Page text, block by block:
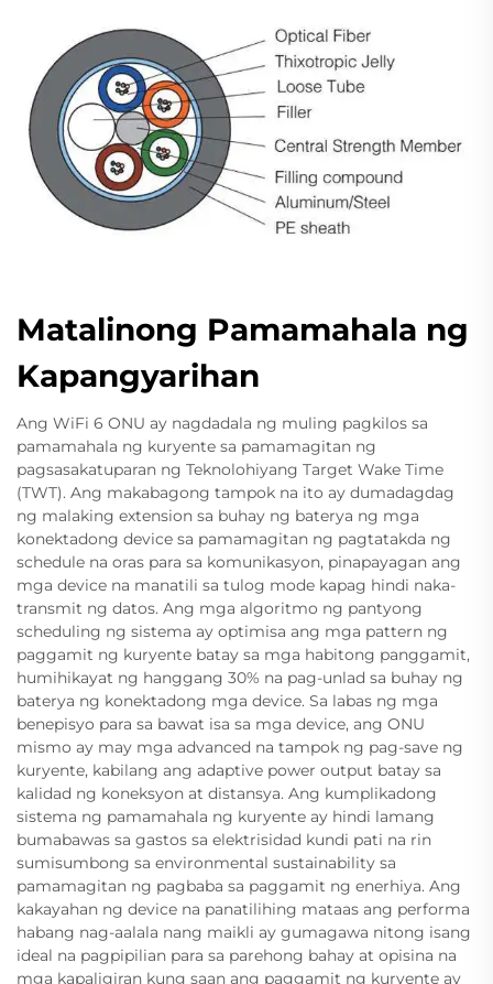
Matalinong Pamamahala ng
Kapangyarihan
Ang WiFi 6 ONU ay nagdadala ng muling pagkilos sa
pamamahala ng kuryente sa pamamagitan ng
pagsasakatuparan ng Teknolohiyang Target Wake Time
(TWT). Ang makabagong tampok na ito ay dumadagdag
ng malaking extension sa buhay ng baterya ng mga
konektadong device sa pamamagitan ng pagtatakda ng
schedule na oras para sa komunikasyon, pinapayagan ang
mga device na manatili sa tulog mode kapag hindi naka-
transmit ng datos. Ang mga algoritmo ng pantyong
scheduling ng sistema ay optimisa ang mga pattern ng
paggamit ng kuryente batay sa mga habitong panggamit,
humihikayat ng hanggang 30% na pag-unlad sa buhay ng
baterya ng konektadong mga device. Sa labas ng mga
benepisyo para sa bawat isa sa mga device, ang ONU
mismo ay may mga advanced na tampok ng pag-save ng
kuryente, kabilang ang adaptive power output batay sa
kalidad ng koneksyon at distansya. Ang kumplikadong
sistema ng pamamahala ng kuryente ay hindi lamang
bumabawas sa gastos sa elektrisidad kundi pati na rin
sumisumbong sa environmental sustainability sa
pamamagitan ng pagbaba sa paggamit ng enerhiya. Ang
kakayahan ng device na panatilihing mataas ang performa
habang nag-aalala nang maikli ay gumagawa nitong isang
ideal na pagpipilian para sa parehong bahay at opisina na
mga kapaligiran kung saan ang paggamit ng kuryente ay